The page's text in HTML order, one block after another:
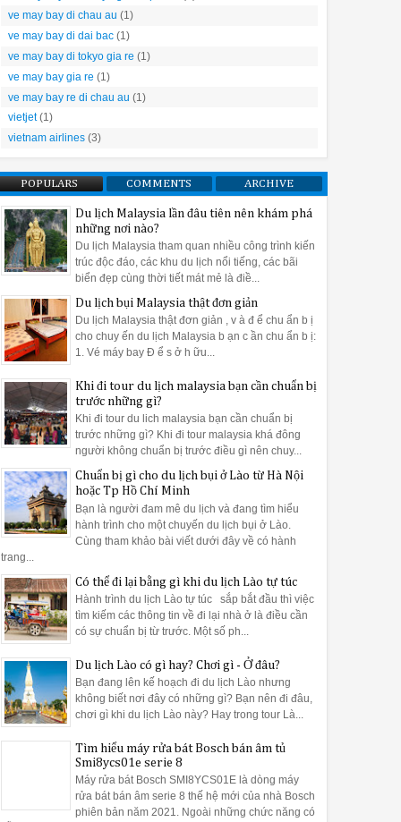
kiệm và hoàn hảo. Bây giờ bạn có thể cất khăn và tập
vẫn duy trì kết quả sấy khô hoàn hảo. Quá trình sấy tiêu
​​khoáng tự nhiên. Khoáng chất này được tái tạo sau khi kết
máy rửa bát Bosch bán âm tủ Smi8ycs01e serie 8
? Máy rửa bát Bosch được thiết kế hiện đại nên trong
máy rửa bát Bosch như thế nào cho hiệu quả
đặt máy rửa bát ở vị trí thuận tiện nhất
khô ngay khi vừa kết thúc quy trình rửa. Sau đó sẽ xả nước
tiện để dễ dàng cho bát đĩa vào rửa và lấy ra khi sử dụng cũng
thủ một số nguyên tắc nhất định của máy rửa bát Bosch
trí trên men, vẽ bằng tay, các loại ly thủy tinh dễ bị mờ hoặc
gỗ có thể bị nứt, vỡ khi ngấm nước trong quá trình rửa bằng máy.
mác bằng giấy có thể bị bong ra khi rửa và kẹt trong máy.
nhau dễ gây trầy xước khi va chạm như bằng bạc, thép không gỉ
hoạt động của máy rửa bát sẽ mang lại hiệu quả cao nhất
một cách hiệu quả với các khay rửa hợp lý cho từng loại vật dụng:
ngang để tránh cản trở hệ thống quạt rửa mang lại hiệu
hoặc úp ngược xuống để tạo không gian thông thoáng. Các
này là: Xếp nĩa lên trên, lưỡi dao quay xuống, thìa xen kẽ lên
máy rửa bát Bosch như thế nào cho hiệu quả
cao. Dưới đây Bếp Phượng Hoàng gửi tới bạn bài viết
hơn cho công việc nội trợ hàng ngày.
sinh máy rửa bát Bosch một cách sạch nhất
ve may bay di chau au (1)
ve may bay di dai bac (1)
ve may bay di tokyo gia re (1)
ve may bay gia re (1)
ve may bay re di chau au (1)
vietjet (1)
vietnam airlines (3)
POPULARS COMMENTS ARCHIVE
Du lịch Malaysia lần đâu tiên nên khám phá
những nơi nào?
Du lịch Malaysia tham quan nhiều công trình kiến
trúc độc đáo, các khu du lịch nổi tiếng, các bãi
biển đẹp cùng thời tiết mát mẻ là điề...
Du lịch bụi Malaysia thật đơn giản
Du lịch Malaysia thật đơn giản , v à đ ể chu ẩn b ị
cho chuy ến du lịch Malaysia b ạn c ần chu ẩn b ị:
1. Vé máy bay Đ ể s ở h ữu...
Khi đi tour du lịch malaysia bạn cần chuẩn bị
trước những gì?
Khi đi tour du lich malaysia bạn cần chuẩn bị
trước những gì? Khi đi tour malaysia khá đông
người không chuẩn bị trước điều gì nên chuy...
Chuẩn bị gì cho du lịch bụi ở Lào từ Hà Nội
hoặc Tp Hồ Chí Minh
Bạn là người đam mê du lịch và đang tìm hiểu
hành trình cho một chuyến du lịch bụi ở Lào.
Cùng tham khảo bài viết dưới đây về có hành
trang...
Có thể đi lại bằng gì khi du lịch Lào tự túc
Hành trình du lịch Lào tự túc sắp bắt đầu thì việc
tìm kiếm các thông tin về đi lại nhà ở là điều cần
có sự chuẩn bị từ trước. Một số ph...
Du lịch Lào có gì hay? Chơi gì - Ở đâu?
Bạn đang lên kế hoạch đi du lịch Lào nhưng
không biết nơi đây có những gì? Bạn nên đi đâu,
chơi gì khi du lịch Lào này? Hay trong tour Là...
Tìm hiểu máy rửa bát Bosch bán âm tủ
Smi8ycs01e serie 8
Máy rửa bát Bosch SMI8YCS01E là dòng máy
rửa bát bán âm serie 8 thế hệ mới của nhà Bosch
phiên bản năm 2021. Ngoài những chức năng có